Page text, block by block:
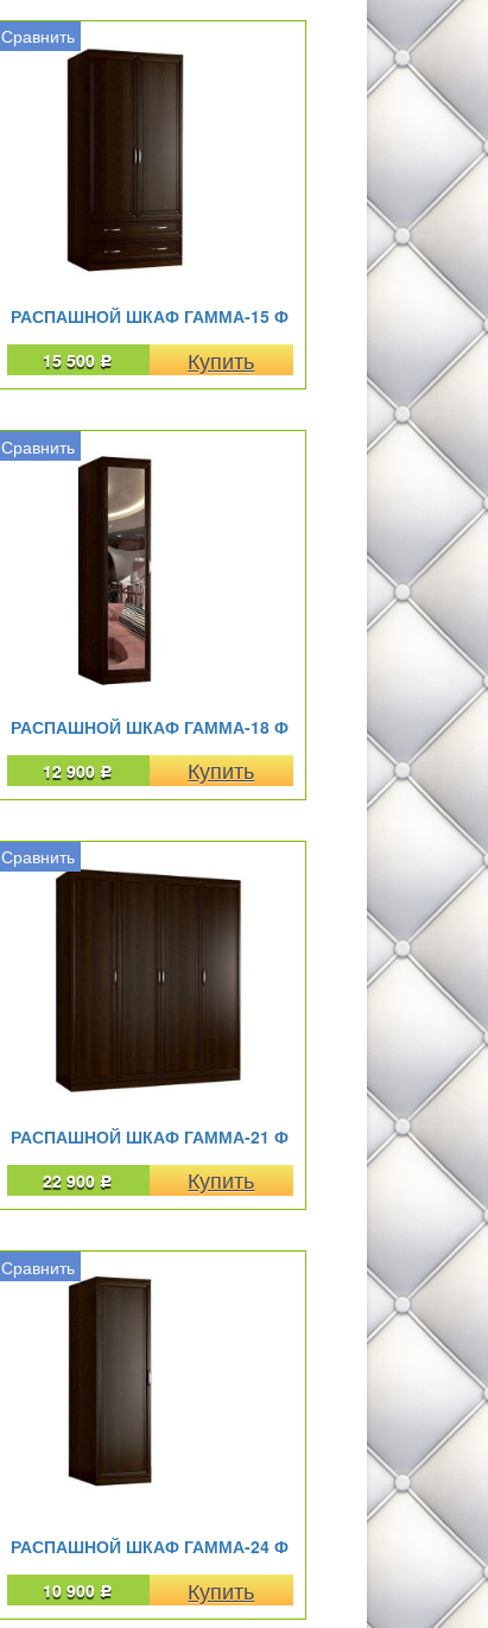
РАСПАШНОЙ ШКАФ ГАММА-15 Ф
15 500 Р
Сравнить
РАСПАШНОЙ ШКАФ ГАММА-18 Ф
12 900 Р
Сравнить
РАСПАШНОЙ ШКАФ ГАММА-21 Ф
22 900 Р
Сравнить
РАСПАШНОЙ ШКАФ ГАММА-24 Ф
10 900 Р
Сравнить